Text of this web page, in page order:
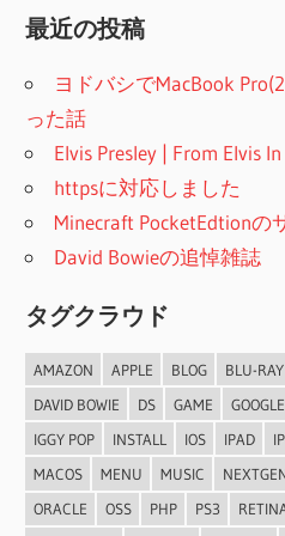
最近の投稿
ヨドバシでMacBook
った話
Elvis Presley | From Elvis
httpsに対応しました
Minecraft PocketEdtion
David Bowieの追悼雑誌
タグクラウド
AMAZON APPLE BLOG BLU-RAY
DAVID BOWIE
DS GAME GOOGLE
IGGY POP
INSTALL IOS IPAD
MACOS
MENU MUSIC
ORACLE
OSS PHP PS3